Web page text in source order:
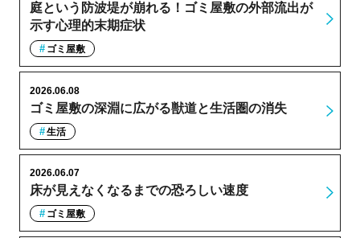
庭という防波堤が崩れる！ゴミ屋敷の外部流出が
示す心理的末期症状
ゴミ屋敷
ゴミ屋敷の深淵に広がる獣道と生活圏の消失
2026.06.08
生活
床が見えなくなるまでの恐ろしい速度
2026.06.07
ゴミ屋敷